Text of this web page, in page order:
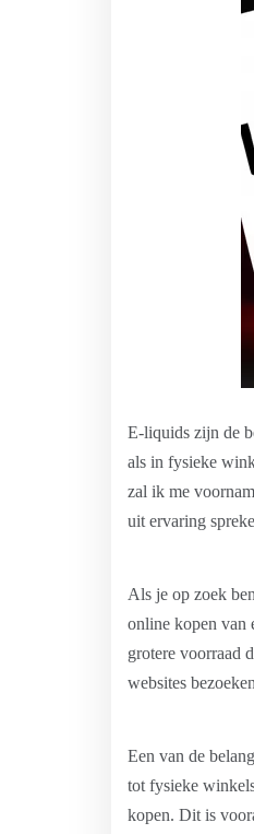
E-liquids zijn de
als in fysieke
zal ik me
uit ervaring
Als je op zoek
online kopen van
grotere voorraad
websites
Een van de
tot fysieke
kopen. Dit is